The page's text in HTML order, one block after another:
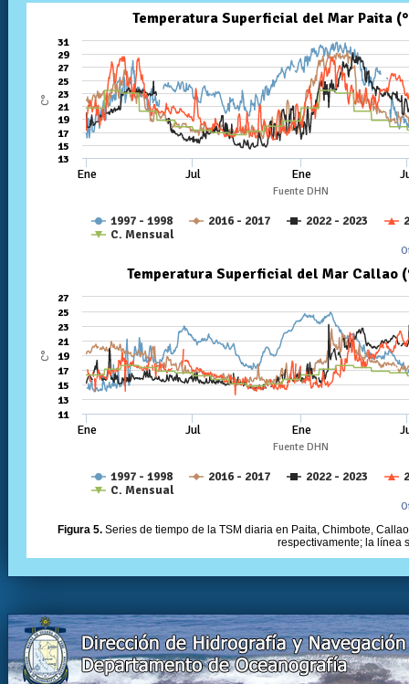
Figura 5. Series de tiempo de la TSM diaria en Paita, Chimbote,
respectivamente; la línea